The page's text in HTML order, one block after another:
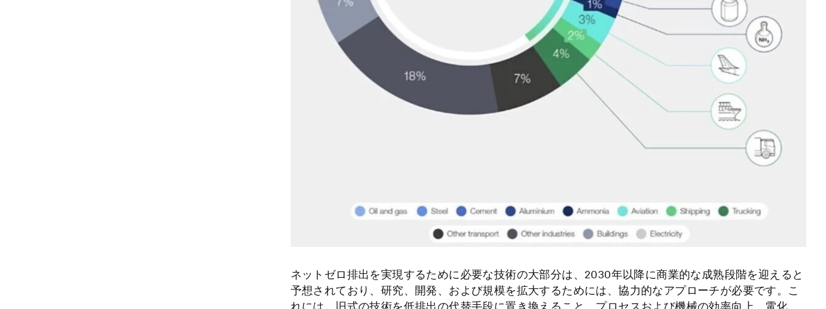
ネットゼロ排出を実現するために必要な技術の大部分は、2030年以降に商業的な成熟段階を迎えると
予想されており、研究、開発、および規模を拡大するためには、協力的なアプローチが必要です。こ
れには、旧式の技術を低排出の代替手段に置き換えること、プロセスおよび機械の効率向上、電化、